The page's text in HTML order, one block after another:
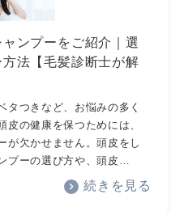
ンプーをご紹介｜選
法【毛髪診断士が解
タつきなど、お悩みの多く
皮の健康を保つためには、
が欠かせません。頭皮をし
プーの選び方や、頭皮…
続きを見る